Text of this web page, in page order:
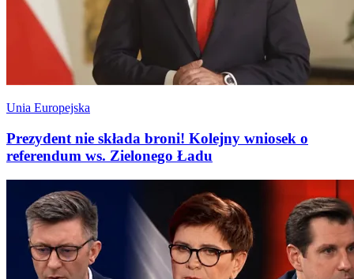
Unia Europejska
Prezydent nie składa broni! Kolejny wniosek o
referendum ws. Zielonego Ładu